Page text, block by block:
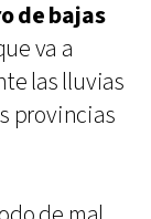
de bajas
va a
las lluvias
provincias